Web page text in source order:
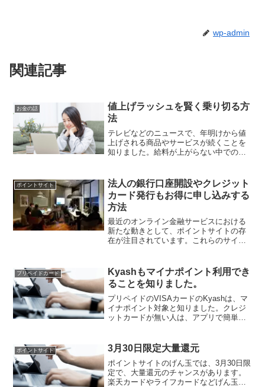
wp-admin
関連記事
お金の話
値上げラッシュを賢く乗り切る方
法
テレビなどのニュースで、年明けから値
上げされる商品やサービスが続くことを
知りました。給料が上がらない中での商
を生き抜く為には、色々なサービスを活
用することが大切です。サ...
ポイントサイト
法人の銀行口座開設やクレジット
カード発行もお得に申し込みする
方法
最近のオンライン金融サービスにおける
新たな動きとして、ポイントサイトの存
在が注目されています。これらのサイト
フォームを提供しており、特に法人向け
サービスに関して顕著なキ...
プリペイドカード
Kyashもマイナポイント利用でき
ることを知りました。
プリペイドのVISAカードのKyashは、マ
イナポイント対象と知りました。クレジ
ットカードが無い人は、アプリで簡単に
キャンペーンページは、こちらです。
Kyash...
ポイントサイト 3月30日限定大量還元
ポイントサイトのげん玉では、3月30日限
定で、大量還元のチャンスがあります。
楽天カードやライフカードなどげん玉で